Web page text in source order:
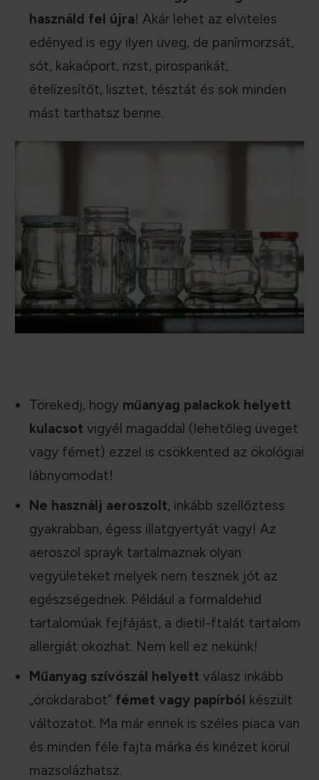
használd fel újra! Akár lehet az elviteles
edényed is egy ilyen üveg, de panírmorzsát,
sót, kakaóport, rizst, pirosparikát,
ételízesítőt, lisztet, tésztát és sok minden
mást tarthatsz benne.
Törekedj, hogy műanyag palackok helyett
kulacsot vigyél magaddal (lehetőleg üveget
vagy fémet) ezzel is csökkented az ökológiai
lábnyomodat!
Ne használj aeroszolt, inkább szellőztess
gyakrabban, égess illatgyertyát vagy! Az
aeroszol sprayk tartalmaznak olyan
vegyületeket melyek nem tesznek jót az
egészségednek. Például a formaldehid
tartalomúak fejfájást, a dietil-ftalát tartalom
allergiát okozhat. Nem kell ez nekünk!
Műanyag szívószál helyett válasz inkább
„örökdarabot” fémet vagy papírból készült
változatot. Ma már ennek is széles piaca van
és minden féle fajta márka és kinézet körül
mazsolázhatsz.